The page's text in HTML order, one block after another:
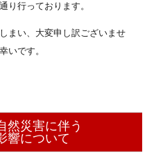
り行っております。
まい、大変申し訳ございませ
いです。
然災害に伴う
響について